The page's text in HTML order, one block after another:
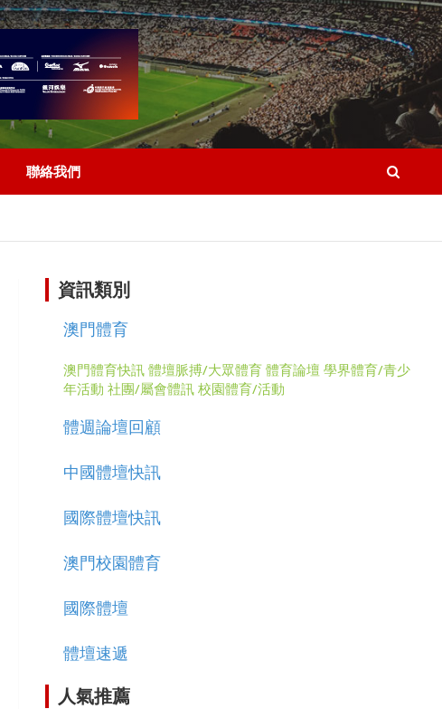
聯絡我們
資訊類別
澳門體育
澳門體育快訊 體壇脈搏/大眾體育 體育論壇 學界體育/青少
年活動 社團/屬會體訊 校園體育/活動
體週論壇回顧
中國體壇快訊
國際體壇快訊
澳門校園體育
國際體壇
體壇速遞
人氣推薦